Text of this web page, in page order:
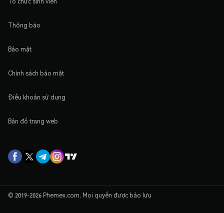
Thông báo
Bảo mật
Chính sách bảo mật
Điều khoản sử dụng
Bản đồ trang web
© 2019-2026 Phemex.com. Mọi quyền được bảo lưu